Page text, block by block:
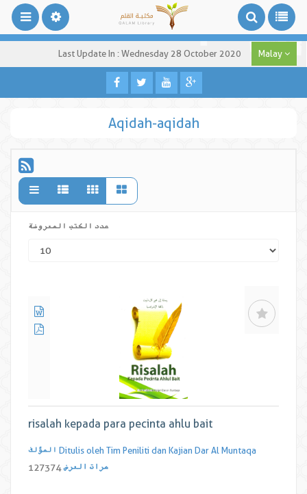
Last Update In : Wednesday 28 October 2020 Malay
Aqidah-aqidah
عدد الكتب المعروضة
risalah kepada para pecinta ahlu bait
Ditulis oleh Tim Peniliti dan Kajian Dar Al Muntaqa
مرات العرض127374